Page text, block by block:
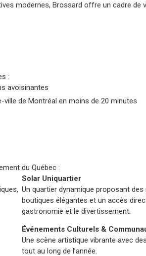
modernes, Brossard offre un cadre de
:
avoisinantes
de Montréal en moins de 20 minutes
du Québec :
Solar Uniquartier
Un quartier dynamique proposant
boutiques élégantes et un accès
gastronomie et le divertissement.
Événements Culturels &
Une scène artistique vibrante avec
tout au long de l’année.